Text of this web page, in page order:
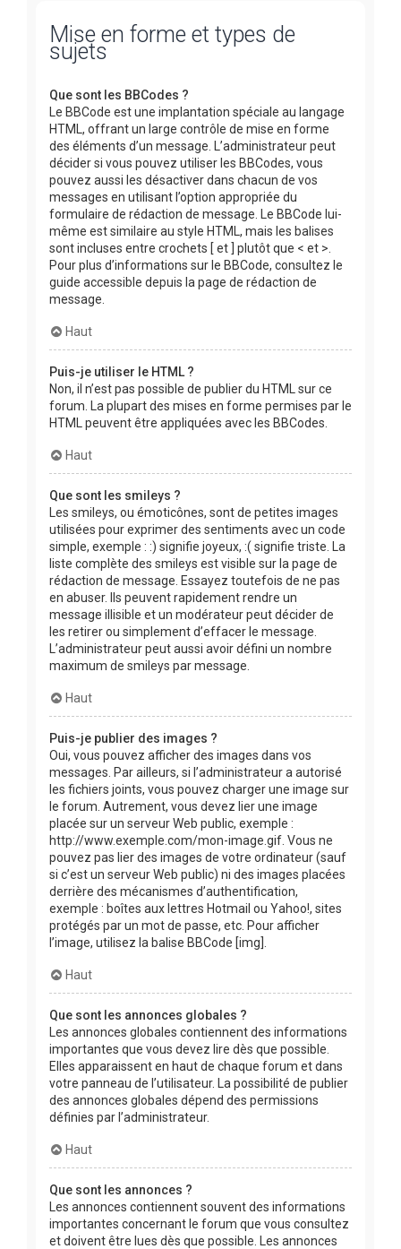
Mise en forme et types de
sujets
Que sont les BBCodes ?
Le BBCode est une implantation spéciale au langage
HTML, offrant un large contrôle de mise en forme
des éléments d’un message. L’administrateur peut
décider si vous pouvez utiliser les BBCodes, vous
pouvez aussi les désactiver dans chacun de vos
messages en utilisant l’option appropriée du
formulaire de rédaction de message. Le BBCode lui-
même est similaire au style HTML, mais les balises
sont incluses entre crochets [ et ] plutôt que < et >.
Pour plus d’informations sur le BBCode, consultez le
guide accessible depuis la page de rédaction de
message.
Haut
Puis-je utiliser le HTML ?
Non, il n’est pas possible de publier du HTML sur ce
forum. La plupart des mises en forme permises par le
HTML peuvent être appliquées avec les BBCodes.
Haut
Que sont les smileys ?
Les smileys, ou émoticônes, sont de petites images
utilisées pour exprimer des sentiments avec un code
simple, exemple : :) signifie joyeux, :( signifie triste. La
liste complète des smileys est visible sur la page de
rédaction de message. Essayez toutefois de ne pas
en abuser. Ils peuvent rapidement rendre un
message illisible et un modérateur peut décider de
les retirer ou simplement d’effacer le message.
L’administrateur peut aussi avoir défini un nombre
maximum de smileys par message.
Haut
Puis-je publier des images ?
Oui, vous pouvez afficher des images dans vos
messages. Par ailleurs, si l’administrateur a autorisé
les fichiers joints, vous pouvez charger une image sur
le forum. Autrement, vous devez lier une image
placée sur un serveur Web public, exemple :
http://www.exemple.com/mon-image.gif. Vous ne
pouvez pas lier des images de votre ordinateur (sauf
si c’est un serveur Web public) ni des images placées
derrière des mécanismes d’authentification,
exemple : boîtes aux lettres Hotmail ou Yahoo!, sites
protégés par un mot de passe, etc. Pour afficher
l’image, utilisez la balise BBCode [img].
Haut
Que sont les annonces globales ?
Les annonces globales contiennent des informations
importantes que vous devez lire dès que possible.
Elles apparaissent en haut de chaque forum et dans
votre panneau de l’utilisateur. La possibilité de publier
des annonces globales dépend des permissions
définies par l’administrateur.
Haut
Que sont les annonces ?
Les annonces contiennent souvent des informations
importantes concernant le forum que vous consultez
et doivent être lues dès que possible. Les annonces